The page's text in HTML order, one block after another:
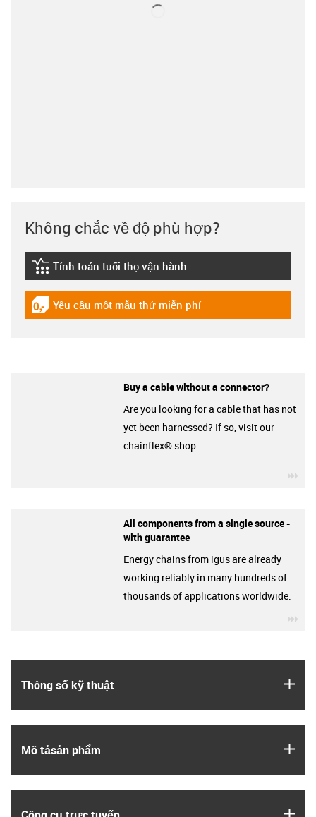
Thông số kỹ thuật
Mô tả­sản phẩm
Không chắc về độ phù hợp?
igus-icon-lebensdauerrechner
Tính toán tuổi thọ vận hành
igus-icon-gratismuster
Yêu cầu một mẫu thử miễn phí
Buy a cable without a connector?
Are you looking for a cable that has not
yet been harnessed? If so, visit our
chainflex® shop.
All components from a single source -
with guarantee
Energy chains from igus are already
working reliably in many hundreds of
thousands of applications worldwide.